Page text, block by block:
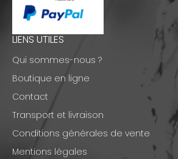
LIENS UTILES
Qui sommes-nous ?
Boutique en ligne
Contact
Transport et livraison
Conditions générales de vente
Mentions légales